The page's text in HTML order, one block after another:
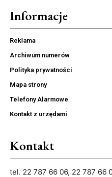
Informacje
Reklama
Archiwum numerów
Polityka prywatności
Mapa strony
Telefony Alarmowe
Kontakt z urzędami
Kontakt
tel. 22 787 66 06, 22 787 66